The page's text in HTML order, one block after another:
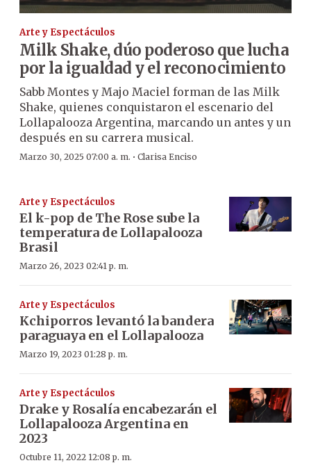
Arte y Espectáculos
Milk Shake, dúo poderoso que lucha
por la igualdad y el reconocimiento
Sabb Montes y Majo Maciel forman de las Milk
Shake, quienes conquistaron el escenario del
Lollapalooza Argentina, marcando un antes y un
después en su carrera musical.
Marzo 30, 2025 07:00 a. m. · Clarisa Enciso
Arte y Espectáculos
El k-pop de The Rose sube la
temperatura de Lollapalooza
Brasil
Marzo 26, 2023 02:41 p. m.
Arte y Espectáculos
Kchiporros levantó la bandera
paraguaya en el Lollapalooza
Marzo 19, 2023 01:28 p. m.
Arte y Espectáculos
Drake y Rosalía encabezarán el
Lollapalooza Argentina en
2023
Octubre 11, 2022 12:08 p. m.